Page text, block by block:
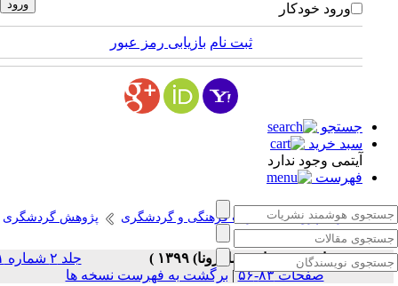
ورود خودکار
ثبت نام بازیابی رمز عبور
جستجو
سبد خرید
آیتمی وجود ندارد
فهرست
انتشارات پژوهشگاه میراث فرهنگی و گردشگری پژوهش گردشگری
۱ - ( بهار (پساکرونا) ۱۳۹۹ )
جلد ۲ شماره ۱
صفحات ۸۳-۵۶
|برگشت به فهرست نسخه ها